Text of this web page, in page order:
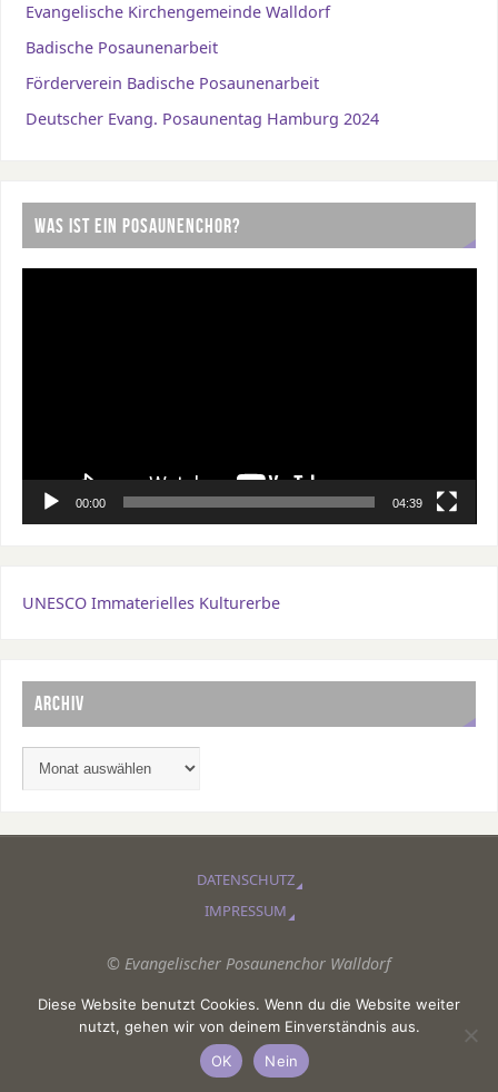
Evangelische Kirchengemeinde Walldorf
Badische Posaunenarbeit
Förderverein Badische Posaunenarbeit
Deutscher Evang. Posaunentag Hamburg 2024
WAS IST EIN POSAUNENCHOR?
00:00 04:39
UNESCO Immaterielles Kulturerbe
ARCHIV
DATENSCHUTZ
IMPRESSUM
© Evangelischer Posaunenchor Walldorf
PRÄSENTIERT VONPARABOLA&WORDPRESS.
Diese Website benutzt Cookies. Wenn du die Website weiter
nutzt, gehen wir von deinem Einverständnis aus.
OK
Nein